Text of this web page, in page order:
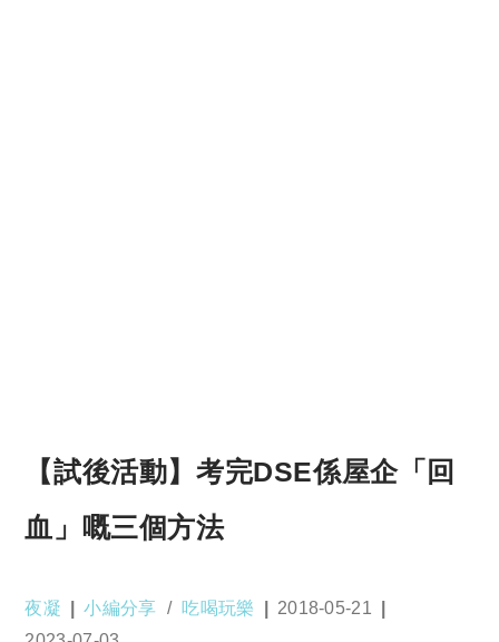
【試後活動】考完DSE係屋企「回
血」嘅三個方法
Post
夜凝
Post
小編分享 / 吃喝玩樂
Post
2018-05-21
Post